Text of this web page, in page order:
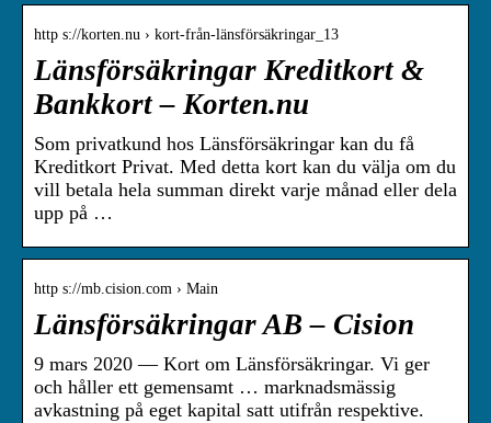
http s://korten.nu › kort-från-länsförsäkringar_13
Länsförsäkringar Kreditkort &
Bankkort – Korten.nu
Som privatkund hos Länsförsäkringar kan du få
Kreditkort Privat. Med detta kort kan du välja om du
vill betala hela summan direkt varje månad eller dela
upp på …
http s://mb.cision.com › Main
Länsförsäkringar AB – Cision
9 mars 2020 — Kort om Länsförsäkringar. Vi ger
och håller ett gemensamt … marknadsmässig
avkastning på eget kapital satt utifrån respektive.